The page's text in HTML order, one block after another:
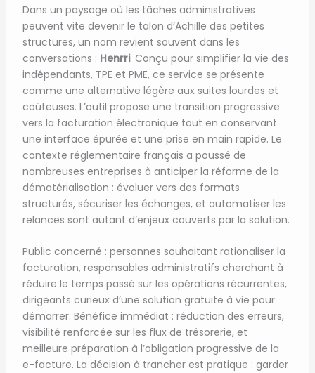
Dans un paysage où les tâches administratives
peuvent vite devenir le talon d’Achille des petites
structures, un nom revient souvent dans les
conversations : Henrri. Conçu pour simplifier la vie des
indépendants, TPE et PME, ce service se présente
comme une alternative légère aux suites lourdes et
coûteuses. L’outil propose une transition progressive
vers la facturation électronique tout en conservant
une interface épurée et une prise en main rapide. Le
contexte réglementaire français a poussé de
nombreuses entreprises à anticiper la réforme de la
dématérialisation : évoluer vers des formats
structurés, sécuriser les échanges, et automatiser les
relances sont autant d’enjeux couverts par la solution.
Public concerné : personnes souhaitant rationaliser la
facturation, responsables administratifs cherchant à
réduire le temps passé sur les opérations récurrentes,
dirigeants curieux d’une solution gratuite à vie pour
démarrer. Bénéfice immédiat : réduction des erreurs,
visibilité renforcée sur les flux de trésorerie, et
meilleure préparation à l’obligation progressive de la
e-facture. La décision à trancher est pratique : garder